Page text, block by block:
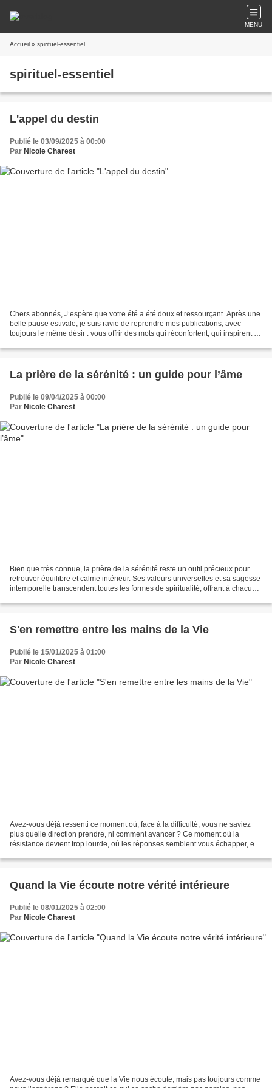
MENU
Accueil » spirituel-essentiel
spirituel-essentiel
L'appel du destin
Publié le 03/09/2025 à 00:00
Par Nicole Charest
Chers abonnés, J’espère que votre été a été doux et ressourçant. Après une
belle pause estivale, je suis ravie de reprendre mes publications, avec
toujours le même désir : vous offrir des mots qui réconfortent, qui inspirent et
La prière de la sérénité : un guide pour l’âme
Publié le 09/04/2025 à 00:00
Par Nicole Charest
Bien que très connue, la prière de la sérénité reste un outil précieux pour
retrouver équilibre et calme intérieur. Ses valeurs universelles et sa sagesse
intemporelle transcendent toutes les formes de spiritualité, offrant à chacun,
S'en remettre entre les mains de la Vie
Publié le 15/01/2025 à 01:00
Par Nicole Charest
Avez-vous déjà ressenti ce moment où, face à la difficulté, vous ne saviez
plus quelle direction prendre, ni comment avancer ? Ce moment où la
résistance devient trop lourde, où les réponses semblent vous échapper, et
Quand la Vie écoute notre vérité intérieure
Publié le 08/01/2025 à 02:00
Par Nicole Charest
Avez-vous déjà remarqué que la Vie nous écoute, mais pas toujours comme